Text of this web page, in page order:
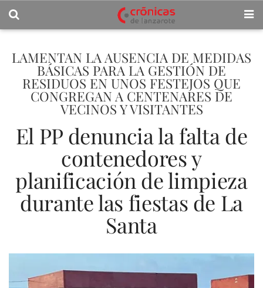
LAMENTAN LA AUSENCIA DE MEDIDAS
BÁSICAS PARA LA GESTIÓN DE
RESIDUOS EN UNOS FESTEJOS QUE
CONGREGAN A CENTENARES DE
VECINOS Y VISITANTES
El PP denuncia la falta de
contenedores y
planificación de limpieza
durante las fiestas de La
Santa